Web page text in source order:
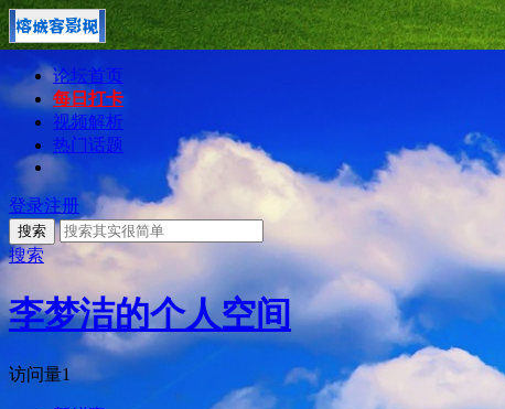
论坛首页
每日打卡
视频解析
热门话题
登录注册
搜索
搜索
李梦洁的个人空间
访问量1